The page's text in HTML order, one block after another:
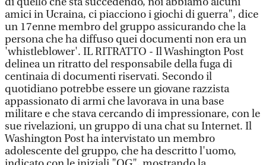
amici in Ucraina, ci piacciono i giochi di guerra", dice
un 17enne membro del gruppo assicurando che la
persona che ha diffuso quei documenti non era un
'whistleblower'. IL RITRATTO - Il Washington Post
delinea un ritratto del responsabile della fuga di
centinaia di documenti riservati. Secondo il
quotidiano potrebbe essere un giovane razzista
appassionato di armi che lavorava in una base
militare e che stava cercando di impressionare, con le
sue rivelazioni, un gruppo di una chat su Internet. Il
Washington Post ha intervistato un membro
adolescente del gruppo, che ha descritto l'uomo,